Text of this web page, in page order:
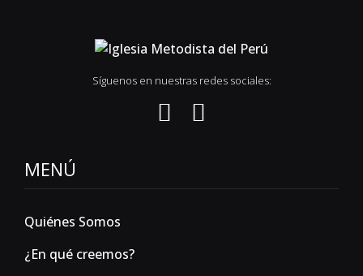
Síguenos en nuestras redes sociales:
MENÚ
Quiénes Somos
¿En qué creemos?